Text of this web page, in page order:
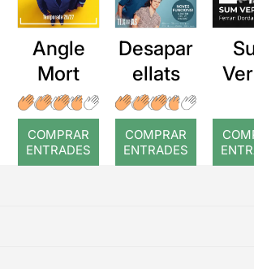
Angle
Mort
COMPRAR
ENTRADES
Desapar
ellats
COMPRAR
ENTRADES